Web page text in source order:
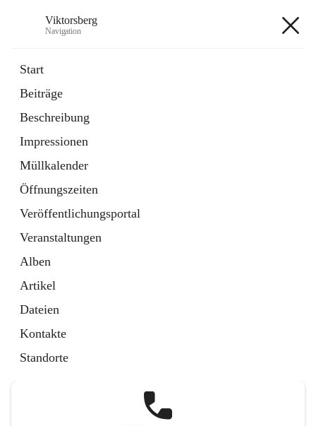
Viktorsberg
Navigation
Start
Beiträge
Beschreibung
Impressionen
Müllkalender
Öffnungszeiten
Veröffentlichungsportal
Veranstaltungen
Alben
Artikel
Dateien
Kontakte
Standorte
1 Schnellzugriff
Bürgerservice
10 Schnellzugriffe